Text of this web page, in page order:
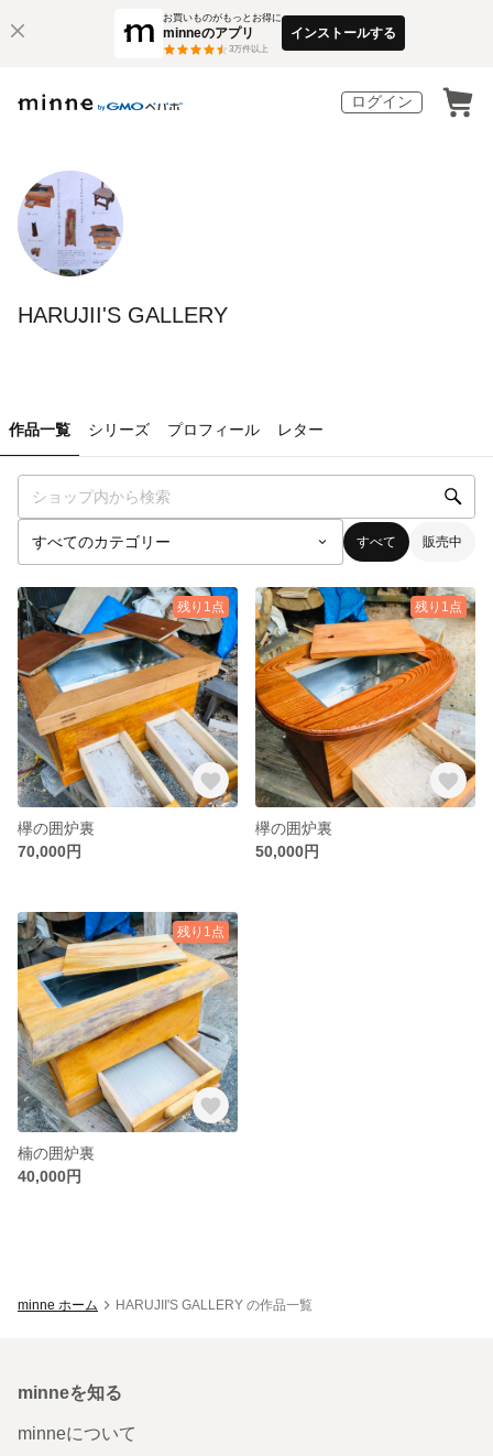
お買いものがもっとお得に
minneのアプリ
3万件以上
インストールする
ログイン
HARUJII'S GALLERY
作品一覧 シリーズ プロフィール レター
すべて 販売中
残り1点
欅の囲炉裏
70,000円
残り1点
欅の囲炉裏
50,000円
残り1点
楠の囲炉裏
40,000円
minne ホーム HARUJII'S GALLERY の作品一覧
minneを知る
minneについて